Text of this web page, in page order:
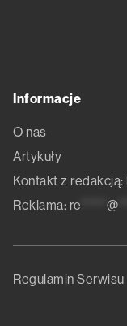
Informacje
O nas
Artykuły
Kontakt z redakcją:
Reklama: re @
Regulamin Serwisu